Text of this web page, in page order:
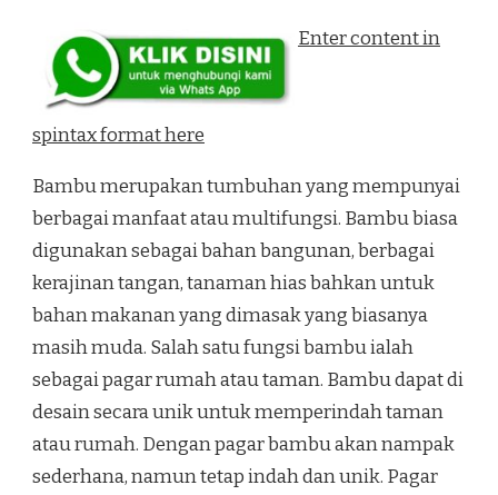
Enter content in
spintax format here
Bambu merupakan tumbuhan yang mempunyai
berbagai manfaat atau multifungsi. Bambu biasa
digunakan sebagai bahan bangunan, berbagai
kerajinan tangan, tanaman hias bahkan untuk
bahan makanan yang dimasak yang biasanya
masih muda. Salah satu fungsi bambu ialah
sebagai pagar rumah atau taman. Bambu dapat di
desain secara unik untuk memperindah taman
atau rumah. Dengan pagar bambu akan nampak
sederhana, namun tetap indah dan unik. Pagar